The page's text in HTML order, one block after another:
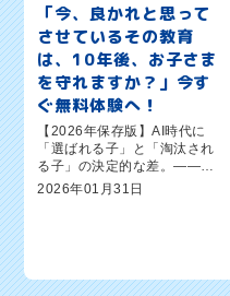
「今、良かれと思って
させているその教育
は、10年後、お子さま
を守れますか？」今す
ぐ無料体験へ！
【2026年保存版】AI時代に
「選ばれる子」と「淘汰され
る子」の決定的な差。――新
潟市西区から世界へ。生涯年
収を左右する「最強の武器」
2026年01月31日